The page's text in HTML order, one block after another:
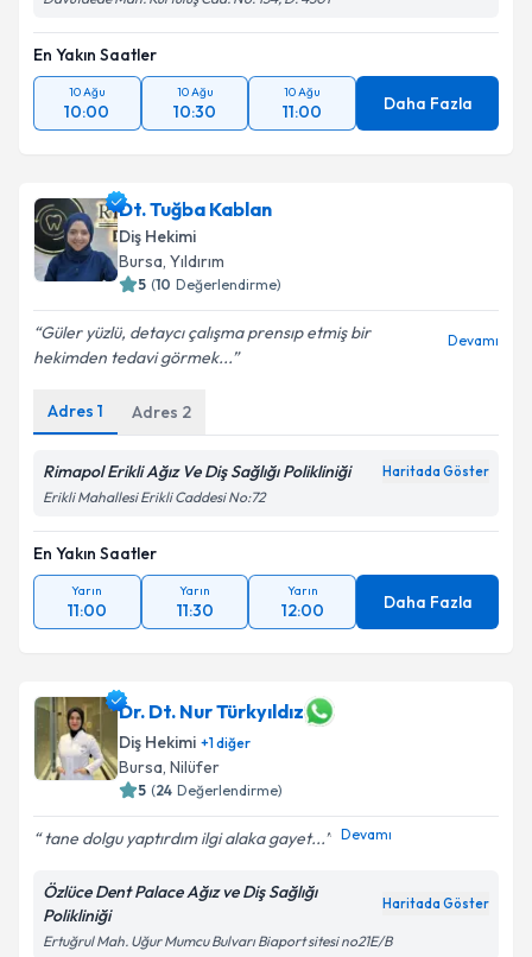
En Yakın Saatler
10 Ağu
10:00
10 Ağu
10:30
10 Ağu
11:00 Daha Fazla
Dt. Tuğba Kablan
Diş Hekimi
Bursa, Yıldırım
5 (10 Değerlendirme)
Güler yüzlü, detaycı çalışma prensıp etmiş bir
hekimden tedavi görmek...
Devamı
Adres 1 Adres 2
Rimapol Erikli Ağız Ve Diş Sağlığı Polikliniği Haritada Göster
Erikli Mahallesi Erikli Caddesi No:72
En Yakın Saatler
Yarın
11:00
Yarın
11:30
Yarın
12:00 Daha Fazla
Dr. Dt. Nur Türkyıldız
Diş Hekimi +1diğer
Bursa, Nilüfer
5 (24 Değerlendirme)
tane dolgu yaptırdım ilgi alaka gayet... Devamı
Özlüce Dent Palace Ağız ve Diş Sağlığı
Polikliniği
Haritada Göster
Ertuğrul Mah. Uğur Mumcu Bulvarı Biaport sitesi no21E/B